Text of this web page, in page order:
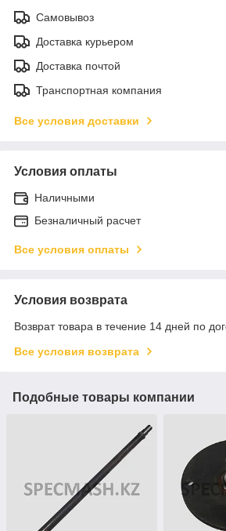
Самовывоз
Доставка курьером
Доставка почтой
Транспортная компания
Все условия доставки
Условия оплаты
Наличными
Безналичный расчет
Все условия оплаты
Условия возврата
Возврат товара в течение 14 дней по
Все условия возврата
Подобные товары компании